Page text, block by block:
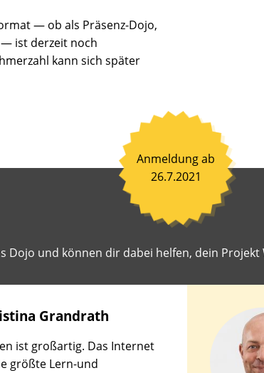
und
Spaß
haben
gemeinsam
selbst
Wirklichkeit
werden
zu
lassen.
— ob als Präsenz-Dojo,
ist derzeit noch
kann sich später
Anmeldung ab
26.7.2021
Dojo und können dir dabei helfen, dein Projekt
Grandrath
ist großartig. Das Internet
größte Lern-und